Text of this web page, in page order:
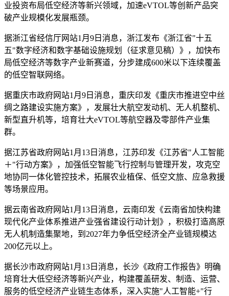
业投资布局低空经济等新兴领域，加速eVTOL等创新产品突
破产业规模化发展瓶颈。
据浙江省经信厅网站1月9日消息，浙江发布《浙江省"十五
五"数字经济和数字基础设施规划（征求意见稿）》，加快布
局低空经济等数字产业新赛道，分步建成600米以下连续覆盖
的低空智联网络。
据重庆市政府网站1月9日消息，重庆印发《重庆市推进空中丝
绸之路建设实施方案》，发展壮大航空发动机、无人机整机、
新型直升机等，培育壮大eVTOL等航空器及零部件产业集
群。
据江苏省政府网站1月13日消息，江苏印发《江苏省"人工智能
＋"行动方案》，加强低空智能飞行控制与管理开发，攻克空
地协同一体化管控技术，拓展农业植保、低空文旅、应急救援
等场景应用。
据云南省政府网站1月13日消息，云南印发《云南省加快构建
现代化产业体系推进产业强省建设行动计划》，积极打造高原
无人机制造集聚地，到2027年力争低空经济全产业链规模达
200亿元以上。
据长沙市政府网站1月13日消息，长沙《政府工作报告》明确
培育壮大低空经济等新兴产业，构建覆盖研发、制造、运营、
服务的低空经济产业链生态体系，深入实施"人工智能+"行